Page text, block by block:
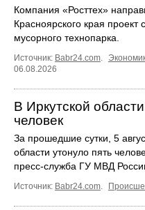
Компания «Росттех»
Красноярского края проект
мусорного технопарка.
Источник: Babr24.com.
06.08.2026
В Иркутской
человек
За прошедшие сутки, 5
области утонуло пять
пресс‑служба ГУ МВД
Источник: Babr24.com.